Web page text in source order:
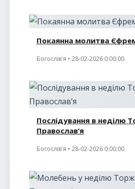
Покаянна молитва
Богослів'я • 28-02-2026 0:00:00
Послідування в неділю
Православ’я
Богослів'я • 28-02-2026 0:00:00